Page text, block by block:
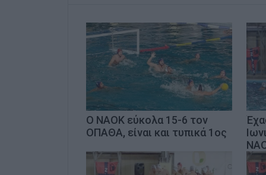
Ο ΝΑΟΚ εύκολα 15-6 τον
ΟΠΑΘΑ, είναι και τυπικά 1ος